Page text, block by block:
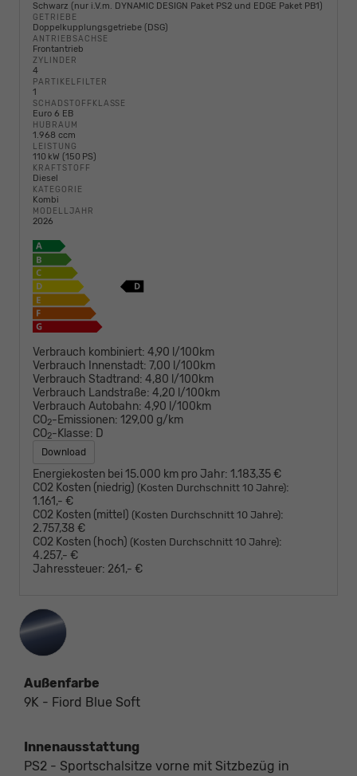
Schwarz (nur i.V.m. DYNAMIC DESIGN Paket PS2 und EDGE Paket PB1)
GETRIEBE
Doppelkupplungsgetriebe (DSG)
ANTRIEBSACHSE
Frontantrieb
ZYLINDER
4
PARTIKELFILTER
1
SCHADSTOFFKLASSE
Euro 6 EB
HUBRAUM
1.968 ccm
LEISTUNG
110 kW (150 PS)
KRAFTSTOFF
Diesel
KATEGORIE
Kombi
MODELLJAHR
2026
Verbrauch kombiniert: 4,90 l/100km
Verbrauch Innenstadt: 7,00 l/100km
Verbrauch Stadtrand: 4,80 l/100km
Verbrauch Landstraße: 4,20 l/100km
Verbrauch Autobahn: 4,90 l/100km
CO2-Emissionen: 129,00 g/km
CO2-Klasse: D
Download
Energiekosten bei 15.000 km pro Jahr: 1.183,35 €
CO2 Kosten (niedrig) (Kosten Durchschnitt 10 Jahre):
1.161,- €
CO2 Kosten (mittel) (Kosten Durchschnitt 10 Jahre):
2.757,38 €
CO2 Kosten (hoch) (Kosten Durchschnitt 10 Jahre):
4.257,- €
Jahressteuer: 261,- €
Außenfarbe
9K - Fiord Blue Soft
Innenausstattung
PS2 - Sportschalsitze vorne mit Sitzbezüg in